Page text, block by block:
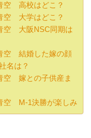
空 高校はどこ？
空 大学はどこ？
空 大阪NSC同期は
空 結婚した嫁の顔
名は？
空 嫁との子供産ま
空 M-1決勝が楽しみ